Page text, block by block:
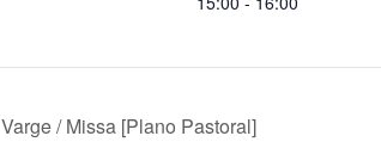
Varge / Missa [Plano Pastoral]